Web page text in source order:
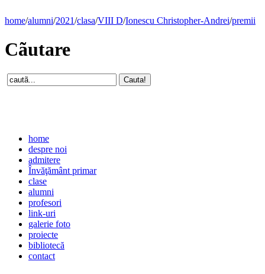
home/alumni/2021/clasa/VIII D/Ionescu Christopher-Andrei/premii
Cãutare
home
despre noi
admitere
Învăţământ primar
clase
alumni
profesori
link-uri
galerie foto
proiecte
bibliotecă
contact